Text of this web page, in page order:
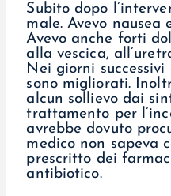
Subito dopo
male. Avevo nausea
Avevo anche forti
alla vescica,
Nei giorni
sono migliorati.
alcun sollievo dai
trattamento per
avrebbe dovuto
medico non sapeva
prescritto dei
antibiotico.